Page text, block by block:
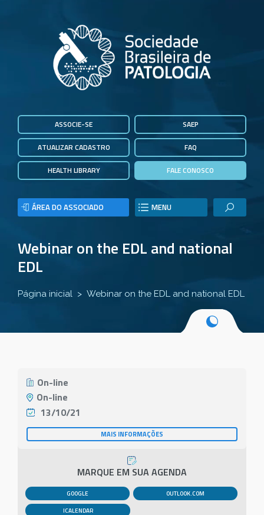
ASSOCIE-SE
ATUALIZAR CADASTRO
HEALTH LIBRARY
SAEP
FAQ
FALE CONOSCO
ÁREA DO ASSOCIADO MENU
Webinar on the EDL and national
EDL
Página inicial Webinar on the EDL and national EDL
On-line
On-line
13/10/21
MAIS INFORMAÇÕES
MARQUE EM SUA AGENDA
GOOGLE OUTLOOK.COM